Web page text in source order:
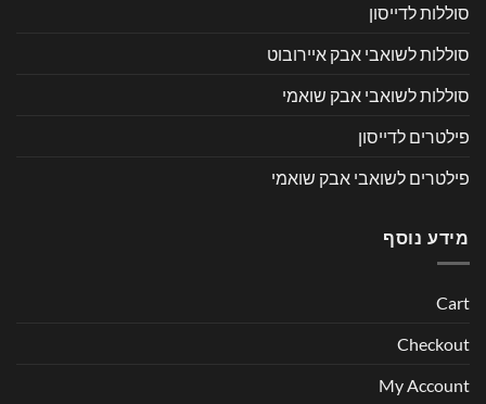
סוללות לדייסון
סוללות לשואבי אבק איירובוט
סוללות לשואבי אבק שואמי
פילטרים לדייסון
פילטרים לשואבי אבק שואמי
מידע נוסף
Cart
Checkout
My Account